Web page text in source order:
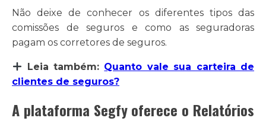
Não deixe de conhecer os diferentes tipos das
comissões de seguros e como as seguradoras
pagam os corretores de seguros.
Leia também: Quanto vale sua carteira de
clientes de seguros?
A plataforma Segfy oferece o Relatórios